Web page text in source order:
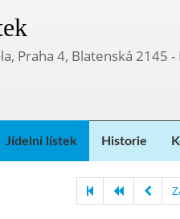
Praha 4, Blatenská 2145 -
Jídelní lístek Historie